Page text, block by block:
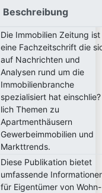
Beschreibung
Die Immobilien Zeitung ist
eine Fachzeitschrift die
auf Nachrichten und
Analysen rund um die
Immobilienbranche
spezialisiert hat einschlie?
lich Themen zu
Apartmenthäusern
Gewerbeimmobilien und
Markttrends.
Diese Publikation bietet
umfassende
für Eigentümer von Wohn-